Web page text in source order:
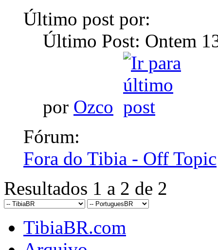
Último post por:
Último Post: Ontem
por Ozco
Fórum:
Fora do Tibia - Off Topic
Resultados 1 a 2 de 2
TibiaBR.com